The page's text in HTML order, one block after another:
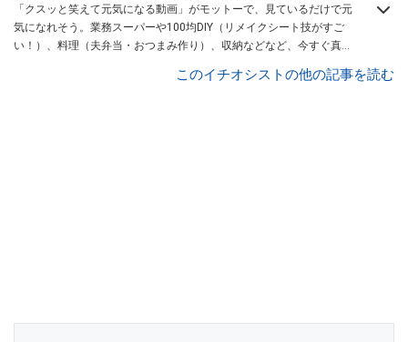
「クスッと笑えて元気になる動画」がモットーで、見ているだけで元
気になれそう。業務スーパーや100均DIY（リメイクシート技がすご
い！）、料理（夫弁当・おつまみ作り）、収納などなど、今すぐ真似
このイチオシストの他の記事を読む